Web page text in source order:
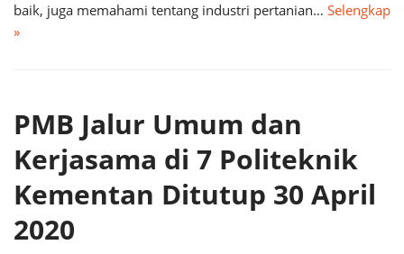
baik, juga memahami tentang industri pertanian… Selengkap
»
PMB Jalur Umum dan
Kerjasama di 7 Politeknik
Kementan Ditutup 30 April
2020